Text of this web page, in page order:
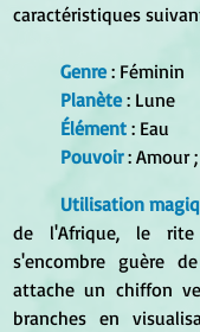
caractéristiques
Genre : Féminin
Planète : Lune
Élément : Eau
Pouvoir : Amour
Utilisation
de l'Afrique, le
s'encombre guère
attache un chiffon
branches en